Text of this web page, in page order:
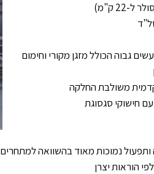
22 ק"מ)
גבוה הכולל מזגן מקורי וחימום
משולבת החלקה
חישוקי סגסוגת
ותפעול נמוכות מאוד בהשוואה למתחרים